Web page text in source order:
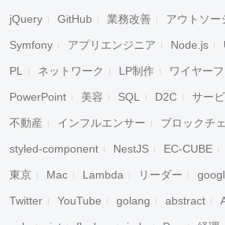
jQuery GitHub 業務改善 アウトソー
Symfony アプリエンジニア Node.js
PL ネットワーク LP制作 ワイヤー
PowerPoint 美容 SQL D2C サー
不動産 インフルエンサー ブロックチ
styled-component NestJS EC-CUBE
東京 Mac Lambda リーダー
Twitter YouTube golang abstract